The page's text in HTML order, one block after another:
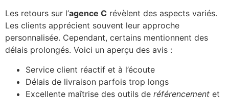
Les retours sur l’agence C révèlent des aspects variés.
Les clients apprécient souvent leur approche
personnalisée. Cependant, certains mentionnent des
délais prolongés. Voici un aperçu des avis :
Service client réactif et à l’écoute
Délais de livraison parfois trop longs
Excellente maîtrise des outils de référencement et